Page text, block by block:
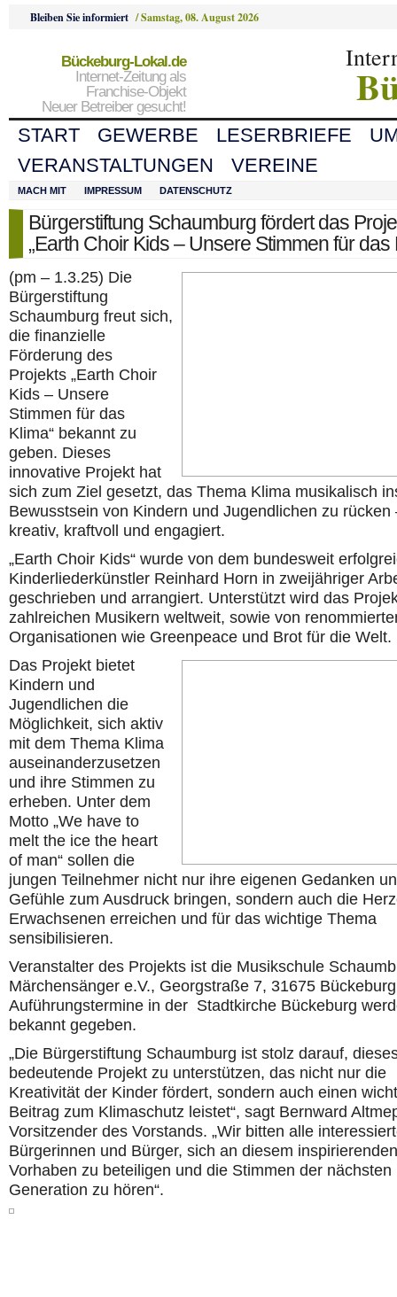
Bleiben Sie informiert /Samstag, 08. August 2026
Bückeburg-Lokal.de
Internet-Zeitung als
Franchise-Objekt
Neuer Betreiber gesucht!
START GEWERBE LESERBRIEFE
VERANSTALTUNGEN
VEREINE
MACH MIT IMPRESSUM DATENSCHUTZ
Bürgerstiftung Schaumburg fördert das
„Earth Choir Kids – Unsere Stimmen für das
(pm – 1.3.25) Die
Bürgerstiftung
Schaumburg freut sich,
die finanzielle
Förderung des
Projekts „Earth Choir
Kids – Unsere
Stimmen für das
Klima“ bekannt zu
geben. Dieses
innovative Projekt hat
sich zum Ziel gesetzt, das Thema Klima musikalisch
Bewusstsein von Kindern und Jugendlichen zu rücken
kreativ, kraftvoll und engagiert.
„Earth Choir Kids“ wurde von dem bundesweit
Kinderliederkünstler Reinhard Horn in zweijähriger
geschrieben und arrangiert. Unterstützt wird das
zahlreichen Musikern weltweit, sowie von
Organisationen wie Greenpeace und Brot für die Welt.
Das Projekt bietet
Kindern und
Jugendlichen die
Möglichkeit, sich aktiv
mit dem Thema Klima
auseinanderzusetzen
und ihre Stimmen zu
erheben. Unter dem
Motto „We have to
melt the ice the heart
of man“ sollen die
jungen Teilnehmer nicht nur ihre eigenen Gedanken
Gefühle zum Ausdruck bringen, sondern auch die
Erwachsenen erreichen und für das wichtige Thema
sensibilisieren.
Veranstalter des Projekts ist die Musikschule
Märchensänger e.V., Georgstraße 7, 31675
Auführungstermine in der Stadtkirche Bückeburg
bekannt gegeben.
„Die Bürgerstiftung Schaumburg ist stolz darauf,
bedeutende Projekt zu unterstützen, das nicht nur die
Kreativität der Kinder fördert, sondern auch einen
Beitrag zum Klimaschutz leistet“, sagt Bernward
Vorsitzender des Vorstands. „Wir bitten alle
Bürgerinnen und Bürger, sich an diesem inspirierenden
Vorhaben zu beteiligen und die Stimmen der nächsten
Generation zu hören“.